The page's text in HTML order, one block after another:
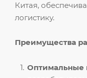
Китая,
логистику.
Преимущества
Оптимальные